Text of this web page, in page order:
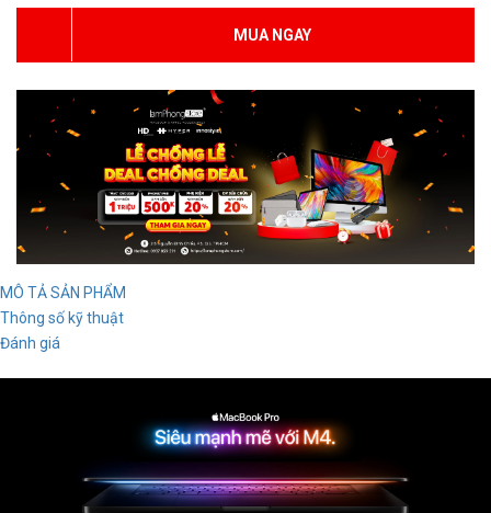
MUA NGAY
MÔ TẢ SẢN PHẨM
Thông số kỹ thuật
Đánh giá